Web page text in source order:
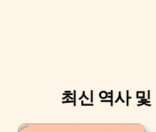
최신 역사